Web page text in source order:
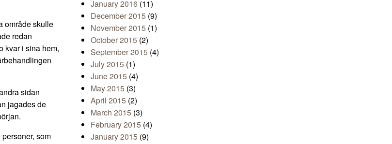
område skulle
redan
kvar i sina hem,
sidan
jagades de
som
January 2016 (11)
December 2015 (9)
November 2015 (1)
October 2015 (2)
September 2015 (4)
July 2015 (1)
June 2015 (4)
May 2015 (3)
April 2015 (2)
March 2015 (3)
February 2015 (4)
January 2015 (9)